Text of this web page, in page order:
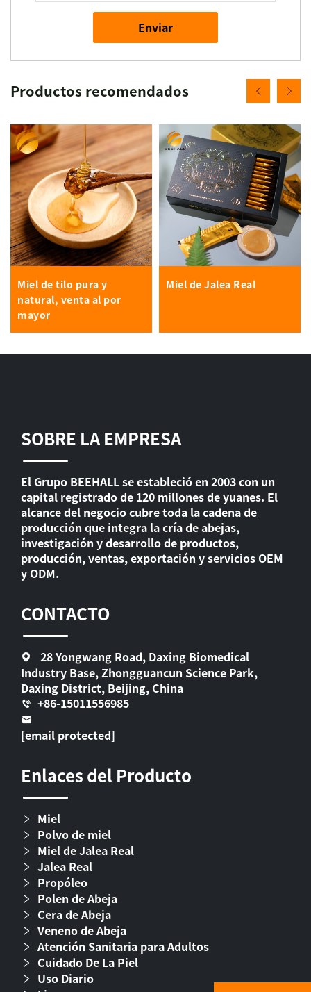
Enviar
Productos recomendados
Miel de tilo pura y
natural, venta al por
mayor
Miel de Jalea Real
SOBRE LA EMPRESA
El Grupo BEEHALL se estableció en 2003 con un
capital registrado de 120 millones de yuanes. El
alcance del negocio cubre toda la cadena de
producción que integra la cría de abejas,
investigación y desarrollo de productos,
producción, ventas, exportación y servicios OEM
y ODM.
CONTACTO
28 Yongwang Road, Daxing Biomedical
Industry Base, Zhongguancun Science Park,
Daxing District, Beijing, China
+86-15011556985
[email protected]
Enlaces del Producto
Miel
Polvo de miel
Miel de Jalea Real
Jalea Real
Propóleo
Polen de Abeja
Cera de Abeja
Veneno de Abeja
Atención Sanitaria para Adultos
Cuidado De La Piel
Uso Diario